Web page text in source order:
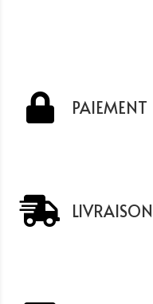
PAIEMENT
LIVRAISON